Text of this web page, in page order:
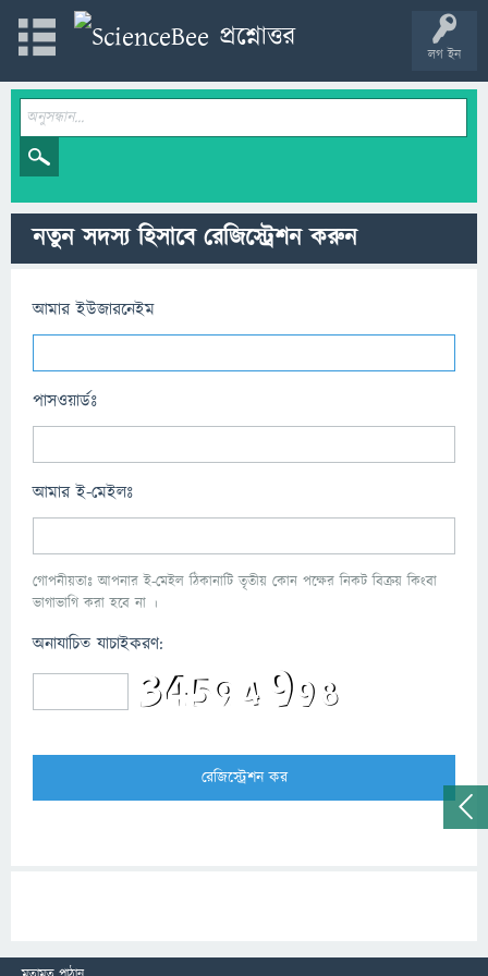
লগ ইন
নতুন সদস্য হিসাবে রেজিস্ট্রেশন করুন
আমার ইউজারনেইম
পাসওয়ার্ডঃ
আমার ই-মেইলঃ
গোপনীয়তাঃ আপনার ই-মেইল ঠিকানাটি তৃতীয় কোন পক্ষের নিকট বিক্রয় কিংবা
ভাগাভাগি করা হবে না ।
অনাযাচিত যাচাইকরণ: